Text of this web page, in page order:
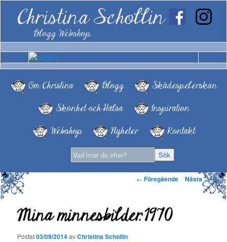
Christina Schollin
Blogg Webshop
Om Christina Blogg
Skådespelerskan
Skönhet och Hälsa
Inspiration
Webshop
Nyheter Kontakt
Inläggsnavigering
← Föregående Nästa→
Mina minnesbilder. 1970
Postat03/09/2014avChristina Schollin